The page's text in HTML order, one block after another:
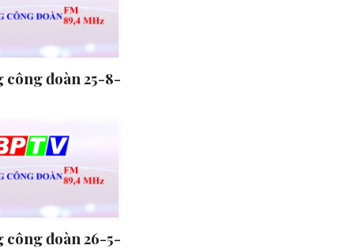
công đoàn 25-8-
công đoàn 26-5-